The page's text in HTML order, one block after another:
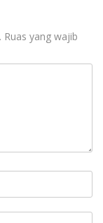
Ruas yang wajib